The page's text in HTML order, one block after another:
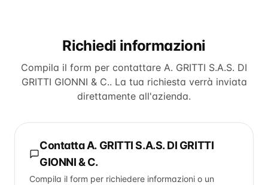
Richiedi informazioni
Compila il form per contattare A. GRITTI S.A.S. DI
GRITTI GIONNI & C.. La tua richiesta verrà inviata
direttamente all'azienda.
ContattaA. GRITTI S.A.S. DI GRITTI
GIONNI & C.
Compila il form per richiedere informazioni o un